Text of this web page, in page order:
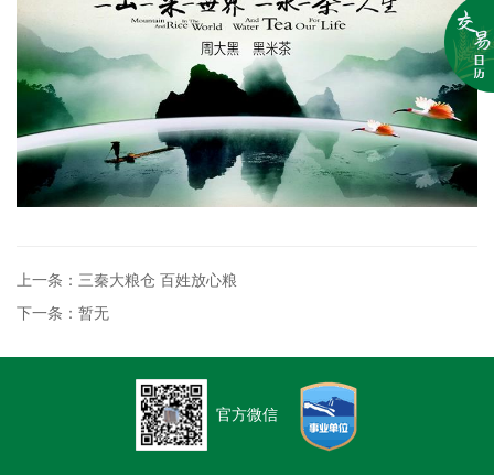
上一条：三秦大粮仓 百姓放心粮
下一条：暂无
官方微信